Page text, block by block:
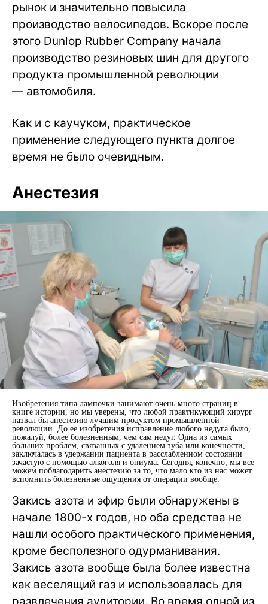
рынок и значительно повысила
производство велосипедов. Вскоре после
этого Dunlop Rubber Company начала
производство резиновых шин для другого
продукта промышленной революции
— автомобиля.
Как и с каучуком, практическое
применение следующего пункта долгое
время не было очевидным.
Анестезия
Изобретения типа лампочки занимают очень много страниц в
книге истории, но мы уверены, что любой практикующий хирург
назвал бы анестезию лучшим продуктом промышленной
революции. До ее изобретения исправление любого недуга было,
пожалуй, более болезненным, чем сам недуг. Одна из самых
больших проблем, связанных с удалением зуба или конечности,
заключалась в удержании пациента в расслабленном состоянии
зачастую с помощью алкоголя и опиума. Сегодня, конечно, мы все
можем поблагодарить анестезию за то, что мало кто из нас может
вспомнить болезненные ощущения от операции вообще.
Закись азота и эфир были обнаружены в
начале 1800-х годов, но оба средства не
нашли особого практического применения,
кроме бесполезного одурманивания.
Закись азота вообще была более известна
как веселящий газ и использовалась для